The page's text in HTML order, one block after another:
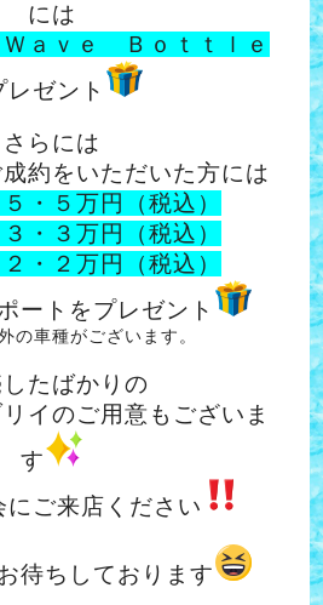
には
ａｖｅ Ｂｏｔｔｌｅ
レゼント
さらには
約をいただいた方には
５万円（税込）
・３万円（税込）
・２万円（税込）
ートをプレゼント
の車種がございます。
たばかりの
イのご用意もございま
す
ご来店ください
待ちしております